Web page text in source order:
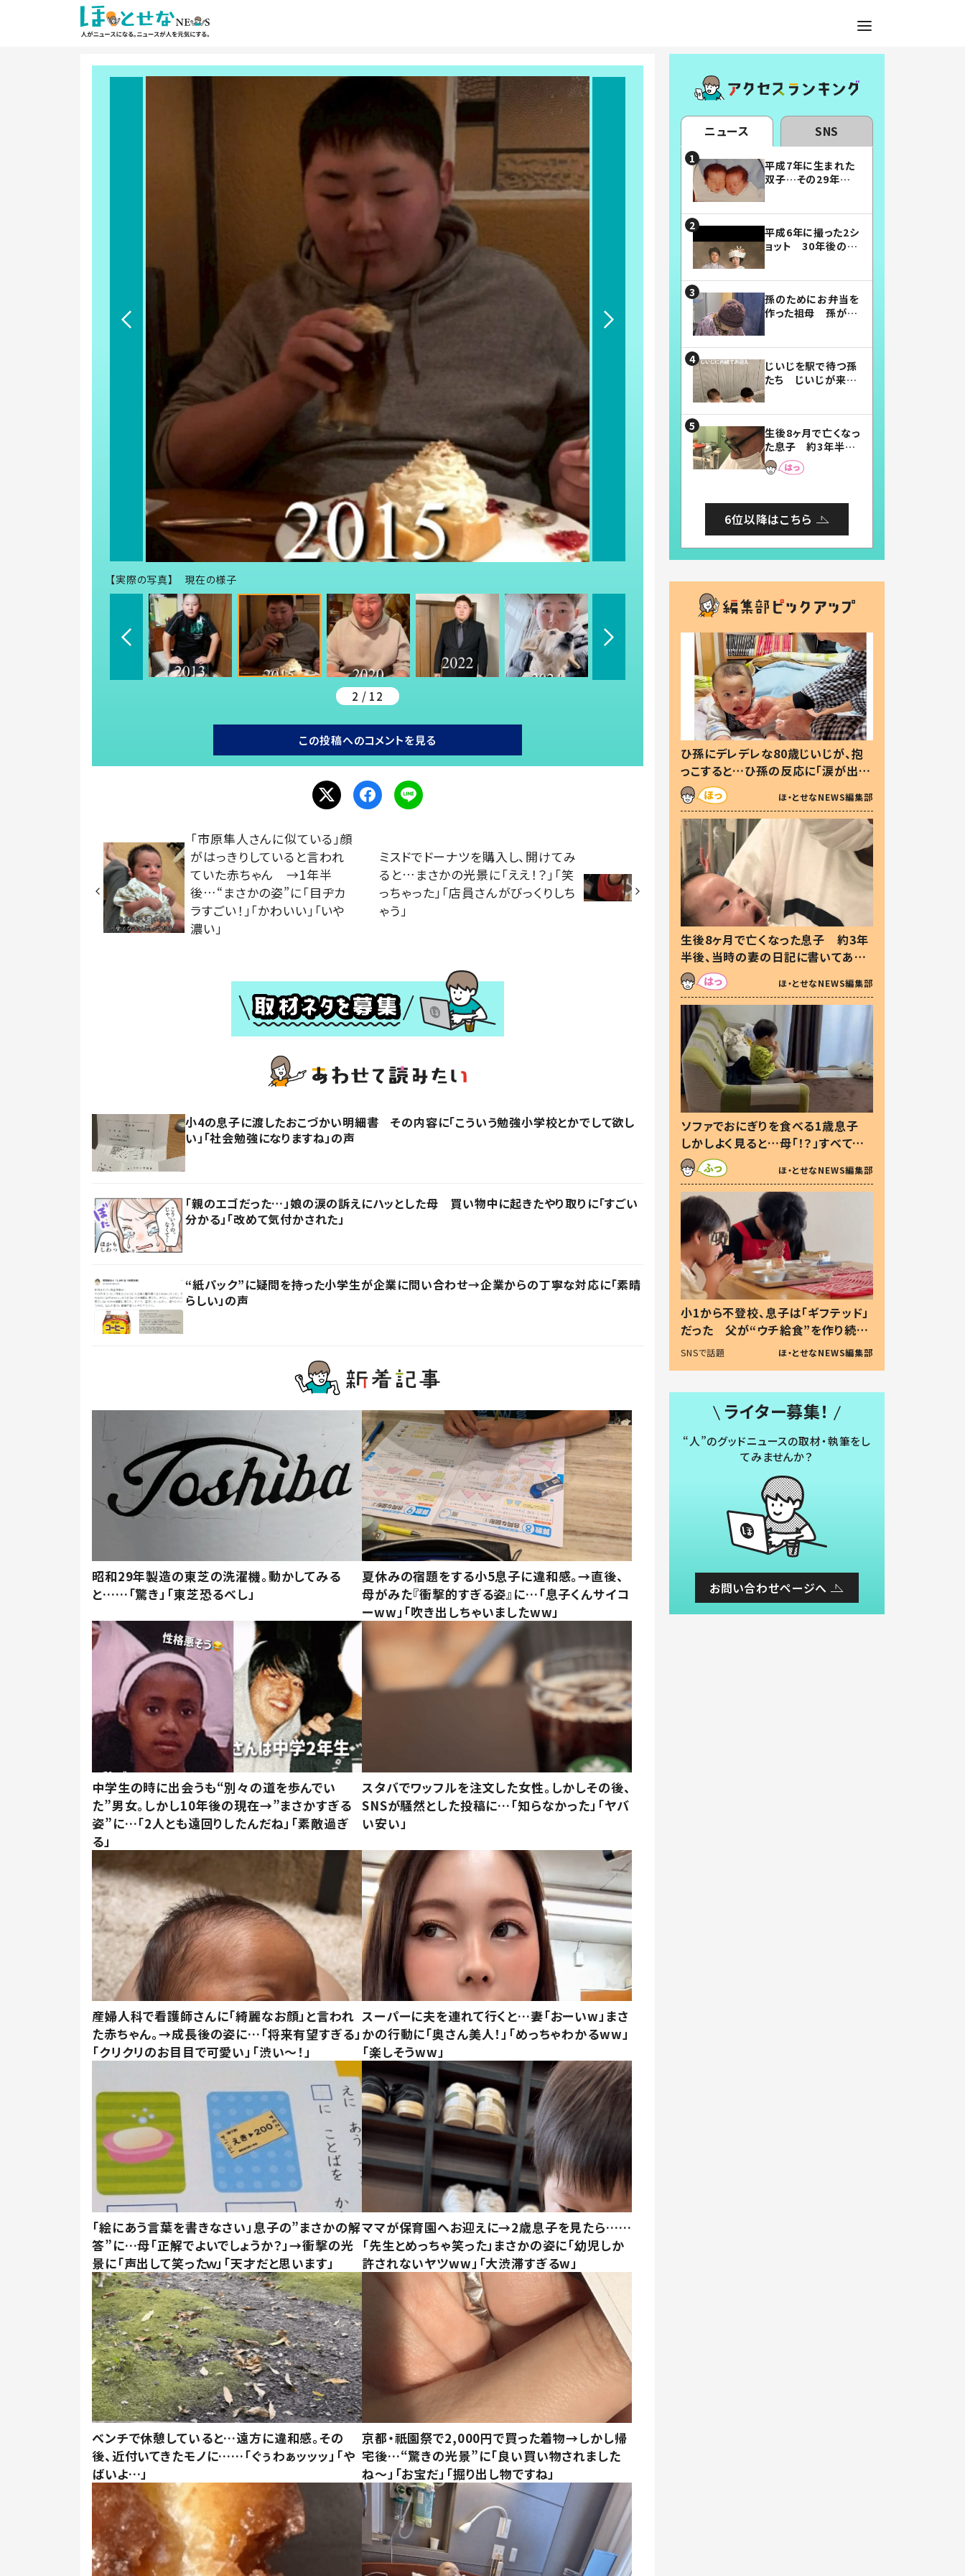
【実際の写真】 現在の様子
2 / 12
この投稿へのコメントを見る
「市原隼人さんに似ている」顔
がはっきりしていると言われ
ていた赤ちゃん →1年半
後…“まさかの姿”に「目ヂカ
ラすごい！」「かわいい」「いや
濃い」
ミスドでドーナツを購入し、開けてみ
ると…まさかの光景に「ええ！？」「笑
っちゃった」「店員さんがびっくりしち
ゃう」
小4の息子に渡したおこづかい明細書 その内容に「こういう勉強小学校とかでして欲し
い」「社会勉強になりますね」の声
「親のエゴだった…」娘の涙の訴えにハッとした母 買い物中に起きたやり取りに「すごい
分かる」「改めて気付かされた」
“紙パック”に疑問を持った小学生が企業に問い合わせ→企業からの丁寧な対応に「素晴
らしい」の声
昭和29年製造の東芝の洗濯機。動かしてみる
と……「驚き」「東芝恐るべし」
夏休みの宿題をする小5息子に違和感。→直後、
母がみた『衝撃的すぎる姿』に…「息子くんサイコ
ーww」「吹き出しちゃいましたww」
中学生の時に出会うも“別々の道を歩んでい
た”男女。しかし10年後の現在→”まさかすぎる
姿”に…「2人とも遠回りしたんだね」「素敵過ぎ
る」
スタバでワッフルを注文した女性。しかしその後、
SNSが騒然とした投稿に…「知らなかった」「ヤバ
い安い」
産婦人科で看護師さんに「綺麗なお顔」と言われ
た赤ちゃん。→成長後の姿に…「将来有望すぎる」
「クリクリのお目目で可愛い」「渋い～！」
スーパーに夫を連れて行くと…妻「おーいw」まさ
かの行動に「奥さん美人！」「めっちゃわかるww」
「楽しそうww」
「絵にあう言葉を書きなさい」息子の”まさかの解
答”に…母「正解でよいでしょうか？」→衝撃の光
景に「声出して笑ったｗ」「天才だと思います」
ママが保育園へお迎えに→2歳息子を見たら……
「先生とめっちゃ笑った」まさかの姿に「幼児しか
許されないヤツww」「大渋滞すぎるw」
ベンチで休憩していると…遠方に違和感。その
後、近付いてきたモノに……「ぐぅわぁッッッ」「や
ばいよ…」
京都・祇園祭で2,000円で買った着物→しかし帰
宅後…“驚きの光景”に「良い買い物されました
ね～」「お宝だ」「掘り出し物ですね」
ニュース SNS
平成7年に生まれた
双子…その29年後
平成6年に撮った2シ
ョット 30年後の姿
孫のためにお弁当を
作った祖母 孫が絶
じいじを駅で待つ孫
たち じいじが来た
まらない」「幸せにな
れる」
生後8ヶ月で亡くなっ
た息子 約3年半
後、当時の妻の日記
に書いてあった本音
6位以降はこちら
ひ孫にデレデレな80歳じいじが、抱
っこすると…ひ孫の反応に「涙が出ま
した」「可愛くて仕方ない」
ほ・とせなNEWS編集部
生後8ヶ月で亡くなった息子 約3年
半後、当時の妻の日記に書いてあっ
た本音とは
ほ・とせなNEWS編集部
ソファでおにぎりを食べる1歳息子
しかしよく見ると…母「！？」すべてを
察した母の投稿に「可愛いから許
す！」「現行犯〜」
ほ・とせなNEWS編集部
小1から不登校、息子は「ギフテッド」
だった 父が“ウチ給食”を作り続け
る理由とは #令和の親 #令和の子
SNSで話題 ほ・とせなNEWS編集部
ライター募集！
“人”のグッドニュースの取材・執筆をし
てみませんか？
お問い合わせページへ